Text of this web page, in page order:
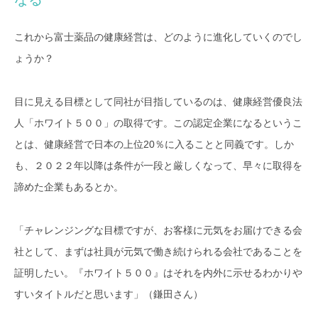
これから富士薬品の健康経営は、どのように進化していくのでし
ょうか？
目に見える目標として同社が目指しているのは、健康経営優良法
人「ホワイト５００」の取得です。この認定企業になるというこ
とは、健康経営で日本の上位20％に入ることと同義です。しか
も、２０２２年以降は条件が一段と厳しくなって、早々に取得を
諦めた企業もあるとか。
「チャレンジングな目標ですが、お客様に元気をお届けできる会
社として、まずは社員が元気で働き続けられる会社であることを
証明したい。『ホワイト５００』はそれを内外に示せるわかりや
すいタイトルだと思います」（鎌田さん）